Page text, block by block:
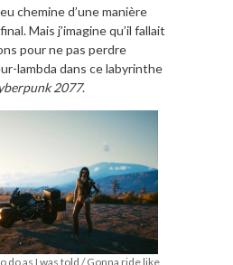
chemine d’une manière
Mais j’imagine qu’il fallait
pour ne pas perdre
lambda dans ce labyrinthe
2077.
do as I was told / Gonna ride like